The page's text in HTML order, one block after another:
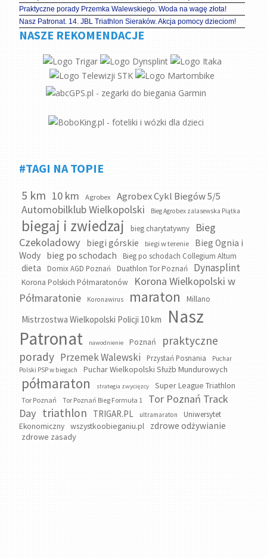
Praktyczne porady Przemka Walewskiego. Woda na wagę złota!
Nasz Patronat. 14. JBL Triathlon Sieraków. Akcja pomocy dzieciom!
NASZE REKOMENDACJE
#TAGI NA TOPIE
5 km 10 km Agrobex Agrobex Cykl Biegów 5/5
Automobilklub Wielkopolski Bieg Agrobex zalasewska Piątka
biegaj i zwiedzaj bieg charytatywny
Bieg
Czekoladowy
biegi górskie biegi w terenie
Bieg Ognia i
Wody bieg po schodach Bieg po schodach Collegium Altum
dieta Domix AGD Poznań Duathlon Tor Poznań Dynasplint
Korona Polskich Półmaratonów
Korona Wielkopolski w
Półmaratonie
Koronawirus maraton Millano
Mistrzostwa Wielkopolski Policji 10 km
Nasz
Patronat
nawodnienie Poznań
praktyczne
porady Przemek Walewski Przystań Posnania
Puchar
Polski PSP w biegach
Puchar Wielkopolski Służb Mundurowych
półmaraton strategia zwycięzcy Super League Triathlon
Tor Poznań Tor Poznań Bieg Formuła 1
Tor Poznań Track
Day triathlon TRIGAR.PL ultramaraton
Uniwersytet
Ekonomiczny
wszystkoobieganiu.pl zdrowe odżywianie
zdrowe zasady